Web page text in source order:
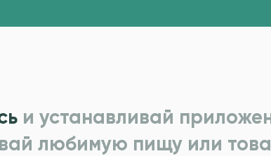
и устанавливай
любимую пищу или